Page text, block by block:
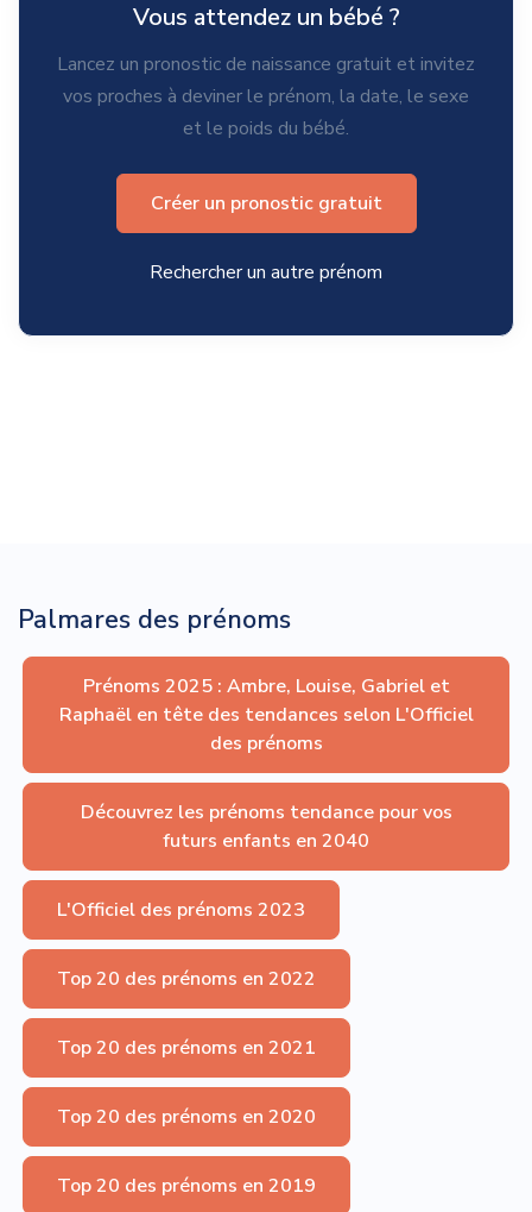
Vous attendez un bébé ?
Lancez un pronostic de naissance gratuit et invitez
vos proches à deviner le prénom, la date, le sexe
et le poids du bébé.
Créer un pronostic gratuit
Rechercher un autre prénom
Palmares des prénoms
Prénoms 2025 : Ambre, Louise, Gabriel et
Raphaël en tête des tendances selon L'Officiel
des prénoms
Découvrez les prénoms tendance pour vos
futurs enfants en 2040
L'Officiel des prénoms 2023
Top 20 des prénoms en 2022
Top 20 des prénoms en 2021
Top 20 des prénoms en 2020
Top 20 des prénoms en 2019